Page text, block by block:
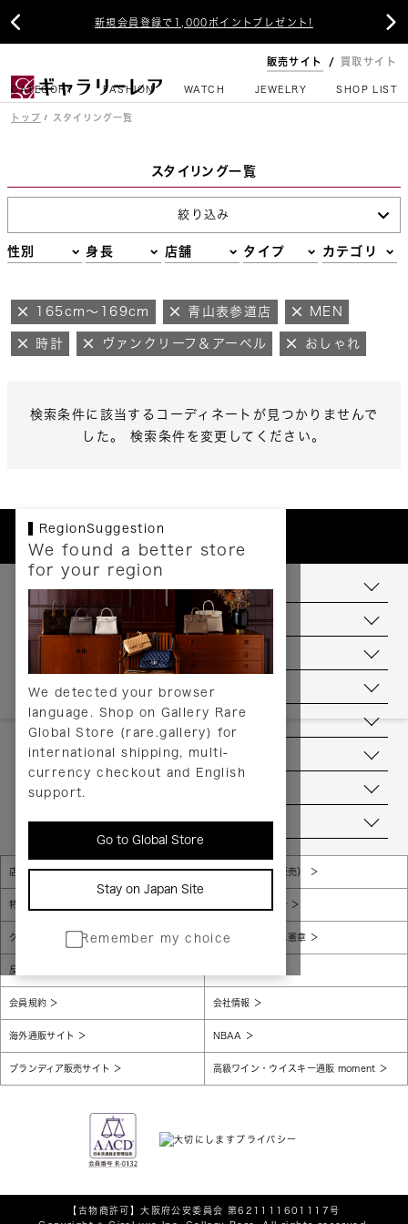
新規会員登録で1,000ポイントプレゼント!
 
販売サイト 買取サイト
CATEGORY FASHION WATCH JEWELRY SHOP LIST
トップ スタイリング一覧
スタイリング一覧
絞り込み
性別 身長 店舗 タイプ カテゴリ
165cm～169cm 青山表参道店 MEN
時計 ヴァンクリーフ＆アーペル おしゃれ
検索条件に該当するコーディネートが見つかりませんで
した。 検索条件を変更してください。
RegionSuggestion
We found a better store
for your region
We detected your browser
language. Shop on Gallery Rare
Global Store (rare.gallery) for
international shipping, multi-
currency checkout and English
support.
Go to Global Store
Stay on Japan Site
Remember my choice
お支払いについて
配送について
送料について
返品について
ヘルプ
お問い合わせ
当店について
店舗一覧 販売規約（店頭販売）
特定商取引法に基づく表示 個人情報保護方針
グローバルプライバシーポリシー コンプライアンス憲章
反社会的勢力に対する基本方針
会員規約 会社情報
海外通販サイト NBAA
ブランディア販売サイト 高級ワイン・ウイスキー通販 moment
【古物商許可】大阪府公安委員会 第621111601117号